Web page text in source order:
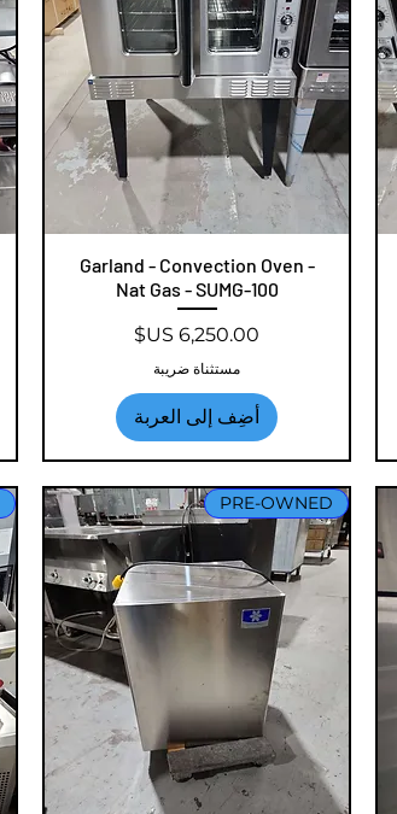
العرض السريع
Garland - Convection Oven -
Nat Gas - SUMG-100
السعر
مستثناة ضريبة
أضِف إلى العربة
PRE-OWNED